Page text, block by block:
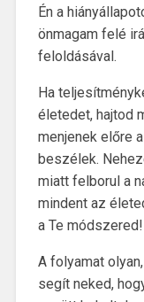
Én a
önmagam felé
feloldásával.
Ha
életedet, hajtod
menjenek előre
beszélek.
miatt felborul a
mindent az
a Te módszered!
A folyamat
segít neked,